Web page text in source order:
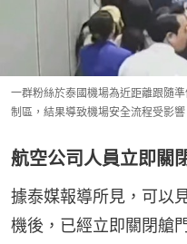
一群粉絲於泰國機場為近距離跟隨
制區，結果導致機場安全流程受影
航空公司人員立即關
據泰媒報導所見，可以
機後，已經立即關閉艙